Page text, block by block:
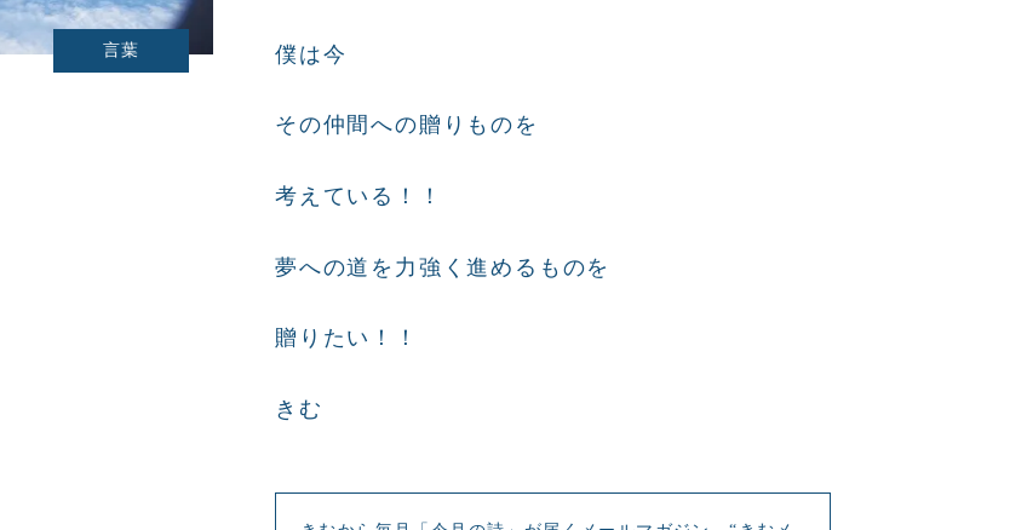
言葉 僕は今
その仲間への贈りものを
考えている！！
夢への道を力強く進めるものを
贈りたい！！
きむ